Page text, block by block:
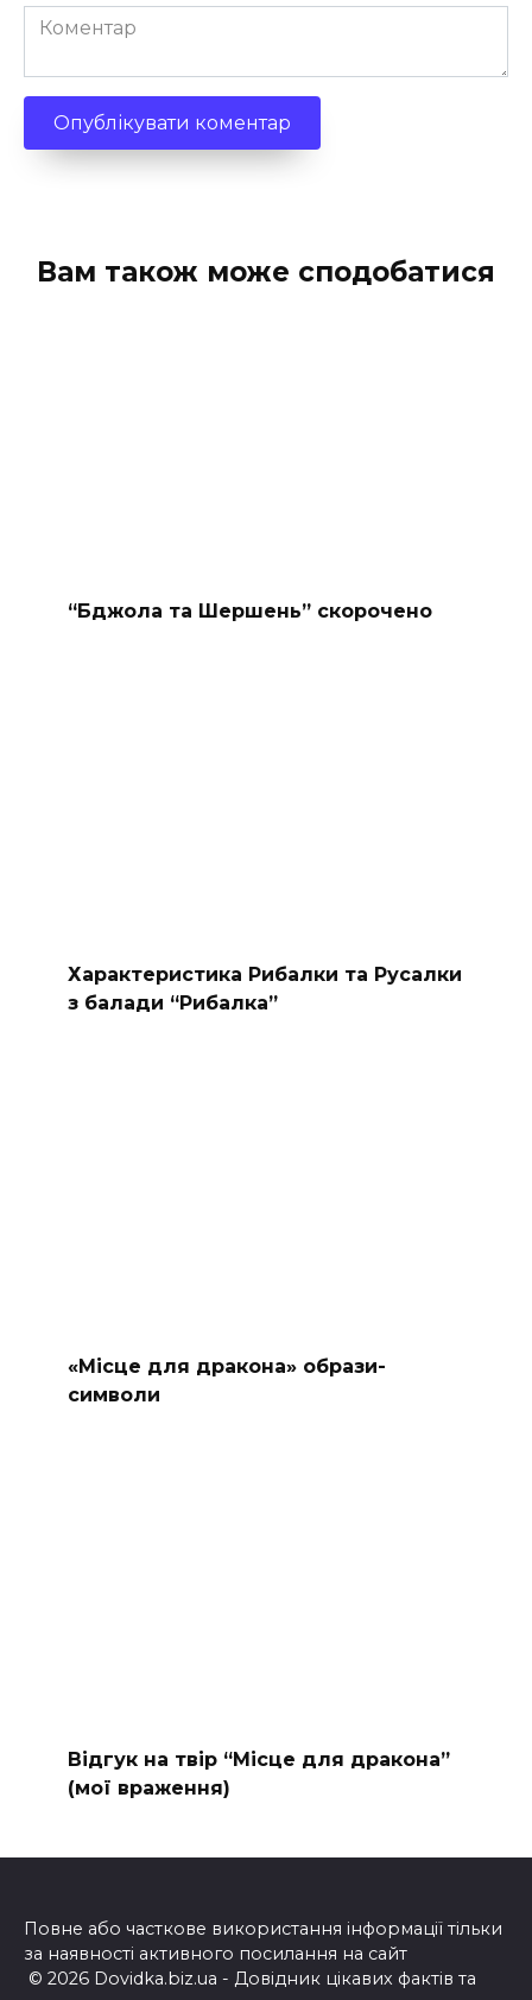
Коментар
Вам також може сподобатися
“Бджола та Шершень” скорочено
Характеристика Рибалки та Русалки
з балади “Рибалка”
«Місце для дракона» образи-
символи
Відгук на твір “Місце для дракона”
(мої враження)
Повне або часткове використання інформації тільки
за наявності активного посилання на сайт
© 2026 Dovidka.biz.ua - Довідник цікавих фактів та